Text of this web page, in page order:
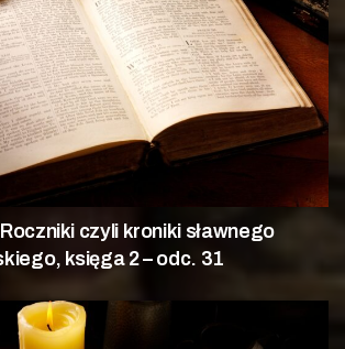
czyli kroniki sławnego
księga 2 – odc. 31